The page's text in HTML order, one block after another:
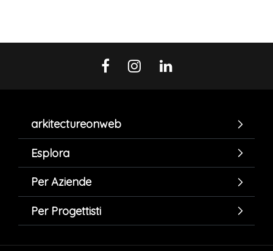
arkitectureonweb
Esplora
Per Aziende
Per Progettisti